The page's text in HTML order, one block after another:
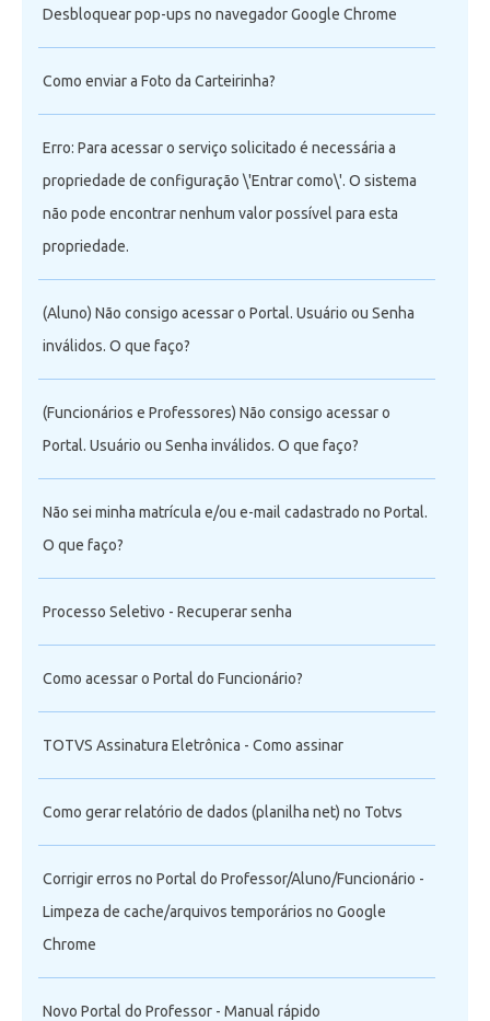
Desbloquear pop-ups no navegador Google Chrome
Como enviar a Foto da Carteirinha?
Erro: Para acessar o serviço solicitado é necessária a
propriedade de configuração \'Entrar como\'. O sistema
não pode encontrar nenhum valor possível para esta
propriedade.
(Aluno) Não consigo acessar o Portal. Usuário ou Senha
inválidos. O que faço?
(Funcionários e Professores) Não consigo acessar o
Portal. Usuário ou Senha inválidos. O que faço?
Não sei minha matrícula e/ou e-mail cadastrado no Portal.
O que faço?
Processo Seletivo - Recuperar senha
Como acessar o Portal do Funcionário?
TOTVS Assinatura Eletrônica - Como assinar
Como gerar relatório de dados (planilha net) no Totvs
Corrigir erros no Portal do Professor/Aluno/Funcionário -
Limpeza de cache/arquivos temporários no Google
Chrome
Novo Portal do Professor - Manual rápido